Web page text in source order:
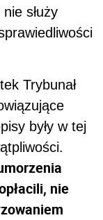
służy
Trybunał
były w tej
nie